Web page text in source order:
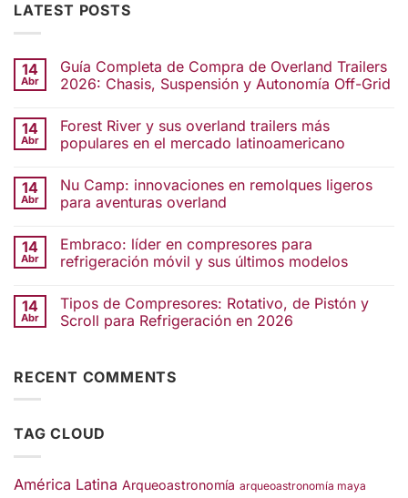
LATEST POSTS
14
Abr
Guía Completa de Compra de Overland Trailers
2026: Chasis, Suspensión y Autonomía Off-Grid
14
Abr
Forest River y sus overland trailers más
populares en el mercado latinoamericano
14
Abr
Nu Camp: innovaciones en remolques ligeros
para aventuras overland
14
Abr
Embraco: líder en compresores para
refrigeración móvil y sus últimos modelos
14
Abr
Tipos de Compresores: Rotativo, de Pistón y
Scroll para Refrigeración en 2026
RECENT COMMENTS
TAG CLOUD
América Latina Arqueoastronomía arqueoastronomía maya